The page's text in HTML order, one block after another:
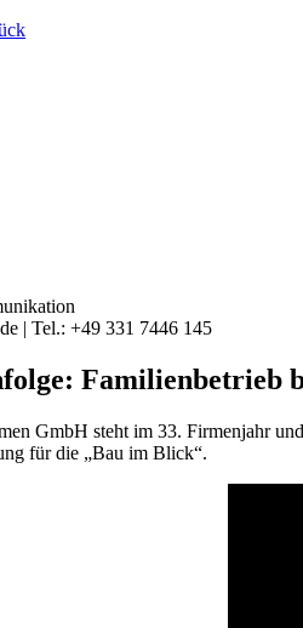
| Tel.: +49 331 7446 145
Familienbetrieb
GmbH steht im 33. Firmenjahr
für die „Bau im Blick“.